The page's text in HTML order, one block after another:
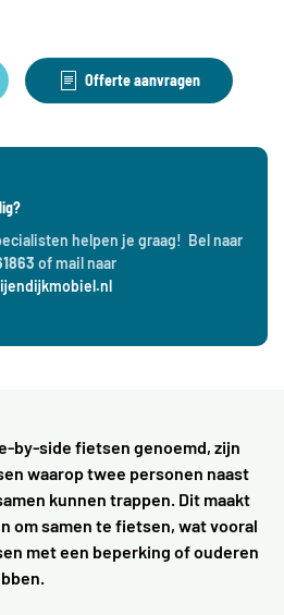
Offerte aanvragen
helpen je graag! Bel naar
of mail naar
by-side fietsen genoemd, zijn
waarop twee personen naast
kunnen trappen. Dit maakt
om samen te fietsen, wat vooral
met een beperking of ouderen